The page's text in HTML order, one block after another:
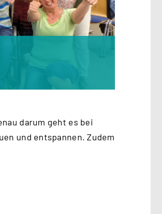
darum geht es bei
und entspannen. Zudem